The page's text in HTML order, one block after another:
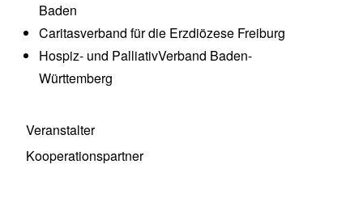
Baden
Caritasverband für die Erzdiözese Freiburg
Hospiz- und PalliativVerband Baden-
Württemberg
Veranstalter
Kooperationspartner